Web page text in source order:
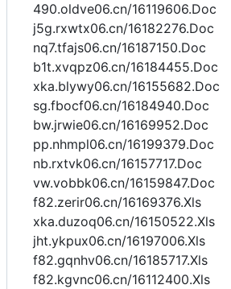
490.oldve06.cn/16119606.Doc
j5g.rxwtx06.cn/16182276.Doc
nq7.tfajs06.cn/16187150.Doc
b1t.xvqpz06.cn/16184455.Doc
xka.blywy06.cn/16155682.Doc
sg.fbocf06.cn/16184940.Doc
bw.jrwie06.cn/16169952.Doc
pp.nhmpl06.cn/16199379.Doc
nb.rxtvk06.cn/16157717.Doc
vw.vobbk06.cn/16159847.Doc
f82.zerir06.cn/16169376.Xls
xka.duzoq06.cn/16150522.Xls
jht.ykpux06.cn/16197006.Xls
f82.gqnhv06.cn/16185717.Xls
f82.kgvnc06.cn/16112400.Xls